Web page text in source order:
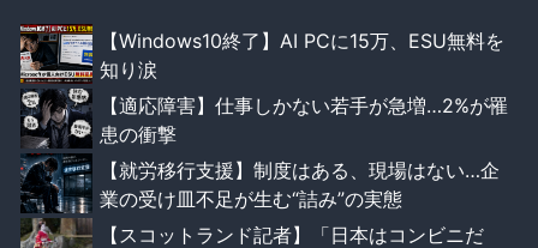
【Windows10終了】AI PCに15万、ESU無料を
知り涙
【適応障害】仕事しかない若手が急増…2%が罹
患の衝撃
【就労移行支援】制度はある、現場はない…企
業の受け皿不足が生む“詰み”の実態
【スコットランド記者】「日本はコンビニだ